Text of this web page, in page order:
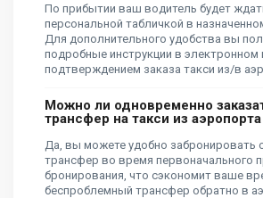
По прибытии ваш водитель будет
персональной табличкой в
Для дополнительного удобства вы
подробные инструкции в электронном
подтверждением заказа такси из/в
Можно ли одновременно
трансфер на такси из
Да, вы можете удобно забронировать
трансфер во время первоначального
бронирования, что сэкономит ваше
беспроблемный трансфер обратно в